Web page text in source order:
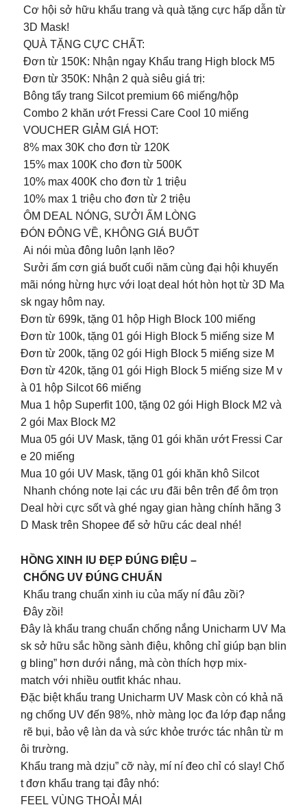
Cơ hội sở hữu khẩu trang và quà tặng cực hấp dẫn từ
3D Mask!
QUÀ TẶNG CỰC CHẤT:
Đơn từ 150K: Nhận ngay Khẩu trang High block M5
Đơn từ 350K: Nhận 2 quà siêu giá trị:
Bông tẩy trang Silcot premium 66 miếng/hộp
Combo 2 khăn ướt Fressi Care Cool 10 miếng
VOUCHER GIẢM GIÁ HOT:
8% max 30K cho đơn từ 120K
15% max 100K cho đơn từ 500K
10% max 400K cho đơn từ 1 triệu
10% max 1 triệu cho đơn từ 2 triệu
ÔM DEAL NÓNG, SƯỞI ẤM LÒNG
ĐÓN ĐÔNG VỀ, KHÔNG GIÁ BUỐT
Ai nói mùa đông luôn lạnh lẽo?
Sưởi ấm cơn giá buốt cuối năm cùng đại hội khuyến
mãi nóng hừng hực với loạt deal hót hòn họt từ 3D Ma
sk ngay hôm nay.
Đơn từ 699k, tặng 01 hộp High Block 100 miếng
Đơn từ 100k, tặng 01 gói High Block 5 miếng size M
Đơn từ 200k, tặng 02 gói High Block 5 miếng size M
Đơn từ 420k, tặng 01 gói High Block 5 miếng size M v
à 01 hộp Silcot 66 miếng
Mua 1 hộp Superfit 100, tặng 02 gói High Block M2 và
2 gói Max Block M2
Mua 05 gói UV Mask, tặng 01 gói khăn ướt Fressi Car
e 20 miếng
Mua 10 gói UV Mask, tặng 01 gói khăn khô Silcot
Nhanh chóng note lại các ưu đãi bên trên để ôm trọn
Deal hời cực sốt và ghé ngay gian hàng chính hãng 3
D Mask trên Shopee để sở hữu các deal nhé!
HỒNG XINH IU ĐẸP ĐÚNG ĐIỆU –
CHỐNG UV ĐÚNG CHUẨN
Khẩu trang chuẩn xinh iu của mấy ní đâu zồi?
Đây zồi!
Đây là khẩu trang chuẩn chống nắng Unicharm UV Ma
sk sở hữu sắc hồng sành điệu, không chỉ giúp bạn blin
g bling” hơn dưới nắng, mà còn thích hợp mix-
match với nhiều outfit khác nhau.
Đặc biệt khẩu trang Unicharm UV Mask còn có khả nă
ng chống UV đến 98%, nhờ màng lọc đa lớp đạp nắng
rẽ bụi, bảo vệ làn da và sức khỏe trước tác nhân từ m
ôi trường.️
Khẩu trang mà dzịu” cỡ này, mí ní đeo chỉ có slay! Chố
t đơn khẩu trang tại đây nhó:
FEEL VÙNG THOẢI MÁI